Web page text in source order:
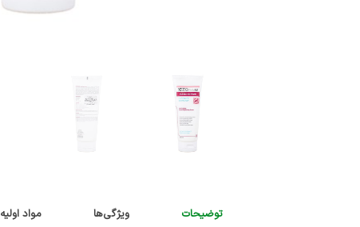
توضیحات ویژگی‌ها مواد اولیه